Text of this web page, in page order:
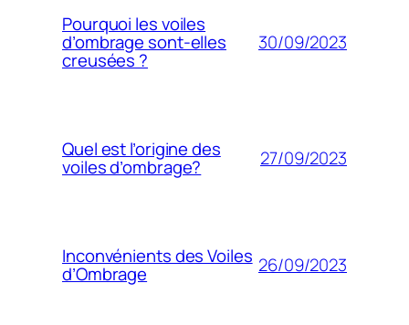
Pourquoi les voiles
d’ombrage sont-elles
creusées ?
30/09/2023
Quel est l’origine des
voiles d’ombrage? 27/09/2023
Inconvénients des Voiles
d’Ombrage 26/09/2023